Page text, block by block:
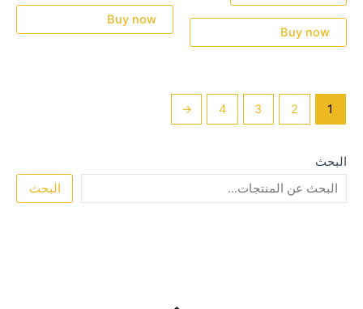
البحث
البحث
Buy now
Buy now
1
2
3
4
←